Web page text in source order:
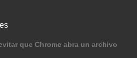
que Chrome abra un archivo